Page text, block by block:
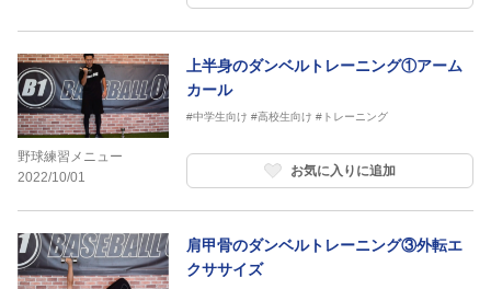
野球練習メニュー
2022/10/01
上半身のダンベルトレーニング①アーム
カール
#中学生向け #高校生向け #トレーニング
お気に入りに追加
肩甲骨のダンベルトレーニング③外転エ
クササイズ